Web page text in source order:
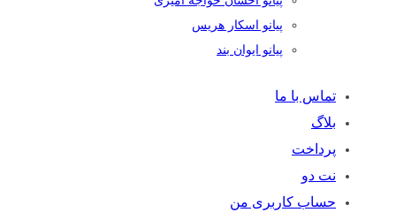
پیانو اسکار هریس
پیانو ایوان بند
تماس با ما
بلاگ
پرداخت
نت دو
حساب کاربری من